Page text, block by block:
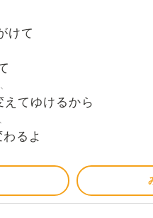
けて
えてゆけるから
わるよ